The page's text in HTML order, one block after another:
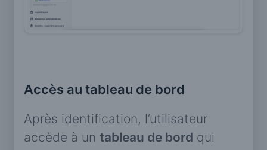
Accès au tableau de bord
Après identification, l’utilisateur
accède à un tableau de bord qui